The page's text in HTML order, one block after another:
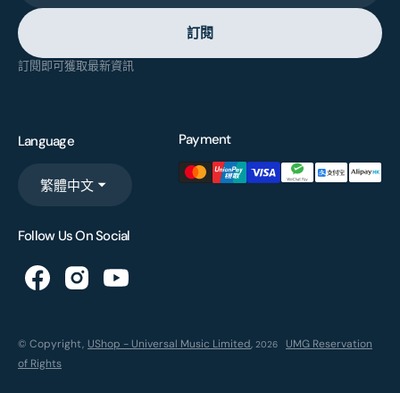
訂閱
訂閱即可獲取最新資訊
Language
繁體中文
Payment
Follow Us On Social
© Copyright, UShop - Universal Music Limited, 2026
UMG Reservation
of Rights